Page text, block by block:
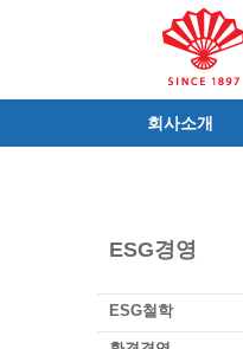
회사소개
사가
연구소/공장
가족친화우수기업
ESG경영
ESG철학